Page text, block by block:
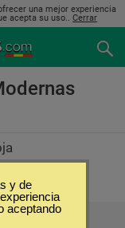
una mejor experiencia
acepta su uso.. Cerrar
y de
aceptando